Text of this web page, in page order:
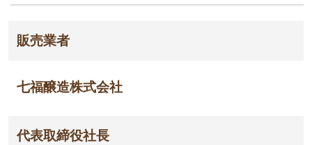
販売業者
七福醸造株式会社
代表取締役社長